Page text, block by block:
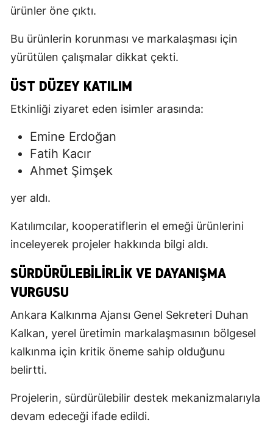
ürünler öne çıktı.
Bu ürünlerin korunması ve markalaşması için
yürütülen çalışmalar dikkat çekti.
ÜST DÜZEY KATILIM
Etkinliği ziyaret eden isimler arasında:
Emine Erdoğan
Fatih Kacır
Ahmet Şimşek
yer aldı.
Katılımcılar, kooperatiflerin el emeği ürünlerini
inceleyerek projeler hakkında bilgi aldı.
SÜRDÜRÜLEBILIRLIK VE DAYANIŞMA
VURGUSU
Ankara Kalkınma Ajansı Genel Sekreteri Duhan
Kalkan, yerel üretimin markalaşmasının bölgesel
kalkınma için kritik öneme sahip olduğunu
belirtti.
Projelerin, sürdürülebilir destek mekanizmalarıyla
devam edeceği ifade edildi.